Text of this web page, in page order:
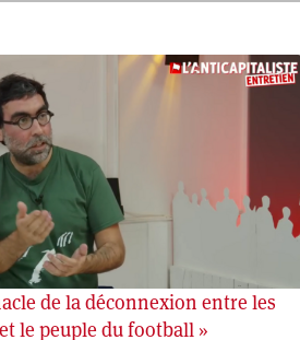
de la déconnexion entre les
le peuple du football »